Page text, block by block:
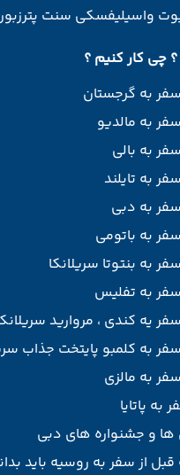
واسیلیفسکی سنت
چی کار کنیم ؟
به گرجستان
به مالدیو
به بالی
به تایلند
به دبی
به باتومی
به بنتوتا سریلانکا
به تفلیس
یه کندی ، مروارید
به کلمبو پایتخت جذاب
به مالزی
به پاتایا
ها و جشنواره های دبی
از سفر به روسیه باید